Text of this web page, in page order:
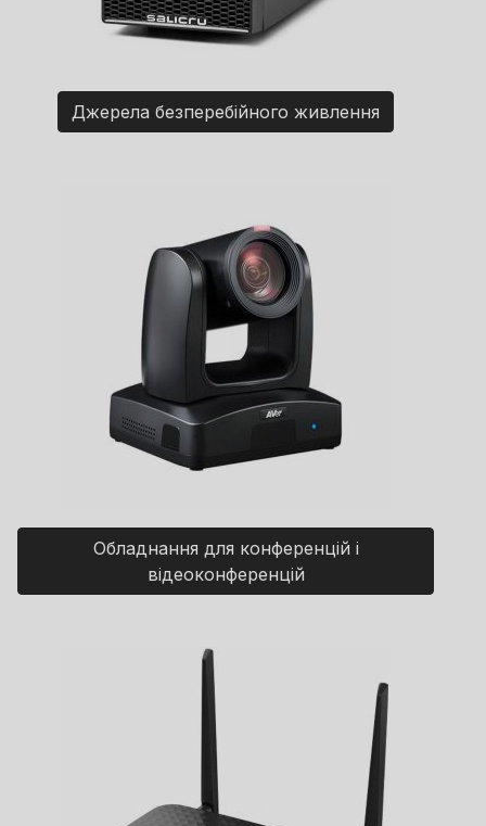
Джерела безперебійного живлення
Обладнання для конференцій і
відеоконференцій